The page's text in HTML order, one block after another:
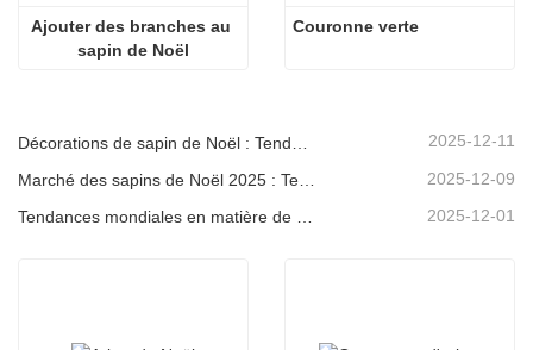
Ajouter des branches au
sapin de Noël
Couronne verte
2025-12-11
2025-12-09
Tendances mondiales en matière de décoration de Noël et pourquoi Christmas Queen reste leader du marché 2025-12-01